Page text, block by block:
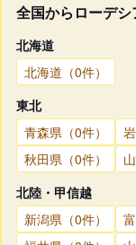
全国からローデ
北海道
北海道（0件）
東北
青森県（0件）
秋田県（0件）
北陸・甲信越
新潟県（0件）